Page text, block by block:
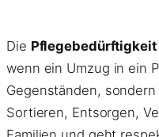
Die Pflegebedürftigkeit
wenn ein Umzug in ein
Gegenständen,
Sortieren, Entsorgen,